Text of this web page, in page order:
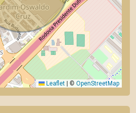
Leaflet | © OpenStreetMap